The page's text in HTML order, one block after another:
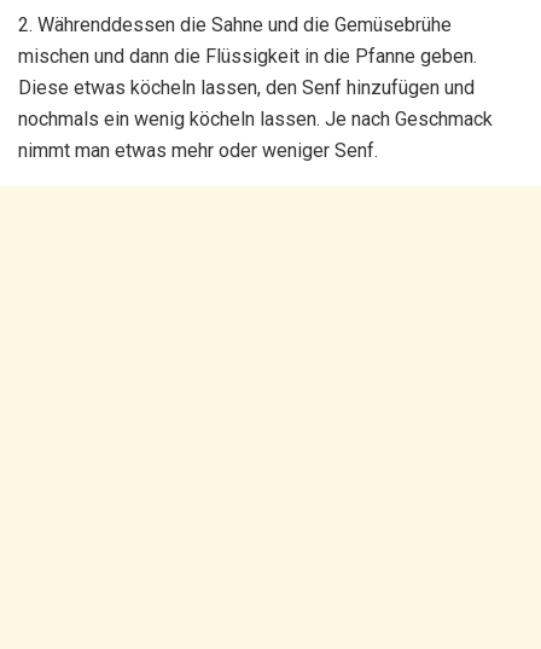
2. Währenddessen die Sahne und die Gemüsebrühe
mischen und dann die Flüssigkeit in die Pfanne geben.
Diese etwas köcheln lassen, den Senf hinzufügen und
nochmals ein wenig köcheln lassen. Je nach Geschmack
nimmt man etwas mehr oder weniger Senf.